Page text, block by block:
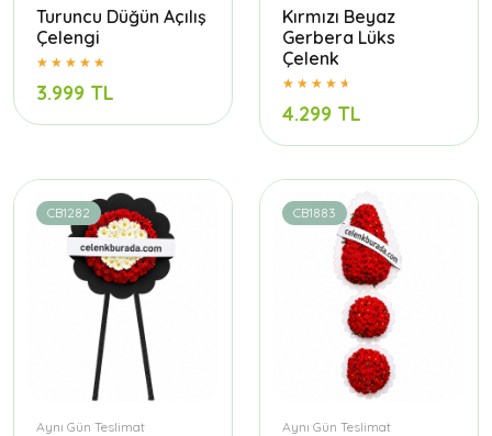
Turuncu Düğün Açılış
Çelengi
3.999 TL
Kırmızı Beyaz
Gerbera Lüks
Çelenk
4.299 TL
CB1282
Aynı Gün Teslimat
CB1883
Aynı Gün Teslimat